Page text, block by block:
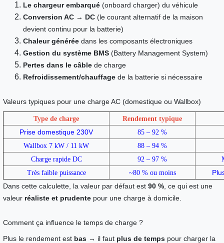
Le chargeur embarqué (onboard charger) du véhicule
Conversion AC → DC (le courant alternatif de la maison
devient continu pour la batterie)
Chaleur générée dans les composants électroniques
Gestion du système BMS (Battery Management System)
Pertes dans le câble de charge
Refroidissement/chauffage de la batterie si nécessaire
Valeurs typiques pour une charge AC (domestique ou Wallbox)
Type de charge Rendement typique
Prise domestique 230V
85 – 92 %
Wallbox 7 kW / 11 kW
88 – 94 %
Charge rapide DC
92 – 97 %
Très faible puissance
~80 % ou moins
Dans cette calculette, la valeur par défaut est 90 % , ce qui est une
valeur réaliste et prudente pour une charge à domicile.
Comment ça influence le temps de charge ?
Plus le rendement est bas → il faut plus de temps pour charger la